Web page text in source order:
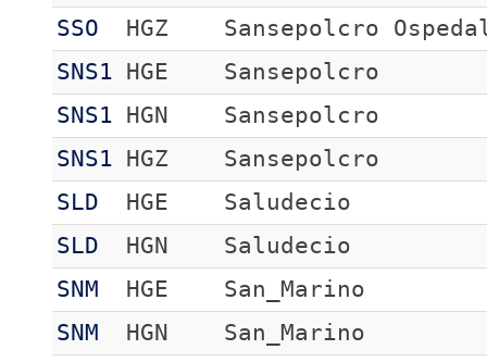
SSO
HGZ
Sansepolcro
SNS1
HGE
Sansepolcro
SNS1
HGN
Sansepolcro
SNS1
HGZ
Sansepolcro
SLD
HGE
Saludecio
SLD
HGN
Saludecio
SNM
HGE
San_Marino
SNM
HGN
San_Marino